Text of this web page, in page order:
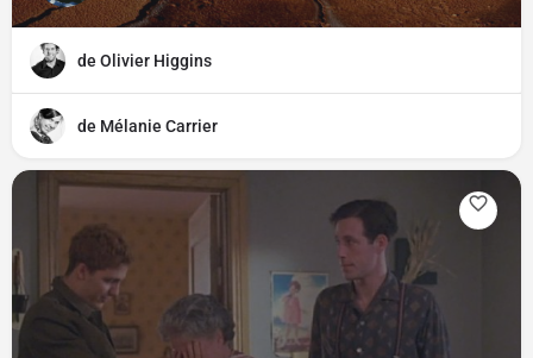
de Olivier Higgins
de Mélanie Carrier